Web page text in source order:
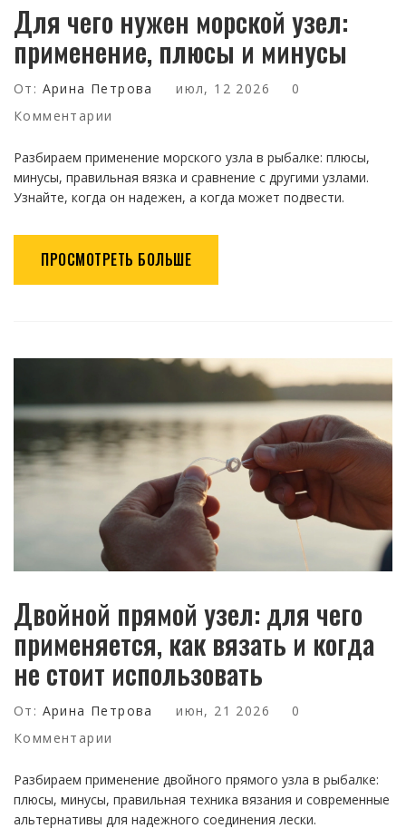
Для чего нужен морской узел:
применение, плюсы и минусы
От: Арина Петрова июл, 12 2026
0
Комментарии
Разбираем применение морского узла в рыбалке: плюсы,
минусы, правильная вязка и сравнение с другими узлами.
Узнайте, когда он надежен, а когда может подвести.
ПРОСМОТРЕТЬ БОЛЬШЕ
Двойной прямой узел: для чего
применяется, как вязать и когда
не стоит использовать
От: Арина Петрова июн, 21 2026
0
Комментарии
Разбираем применение двойного прямого узла в рыбалке:
плюсы, минусы, правильная техника вязания и современные
альтернативы для надежного соединения лески.